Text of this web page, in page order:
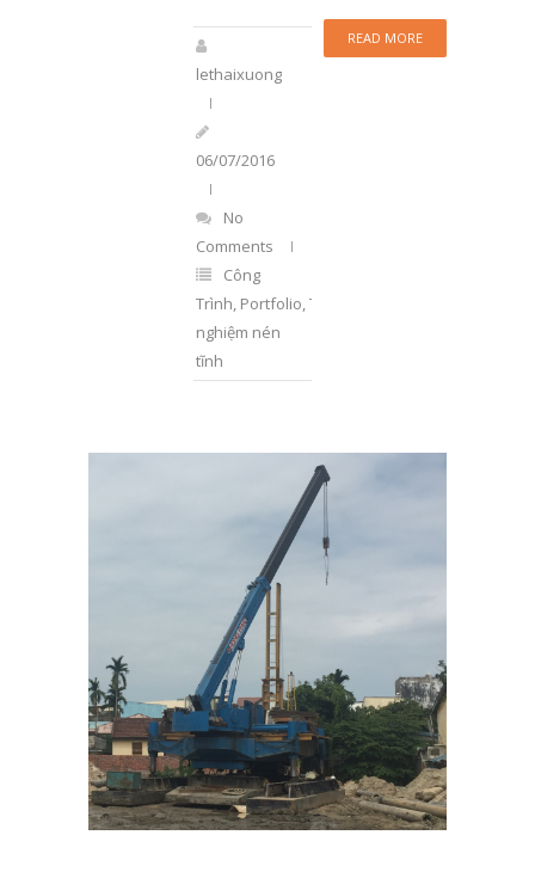
READ MORE
lethaixuong
06/07/2016
No
Comments
Công
Trình, Portfolio,Thí
nghiệm nén
tĩnh